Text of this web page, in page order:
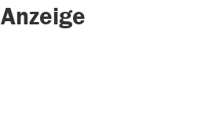
Anzeige